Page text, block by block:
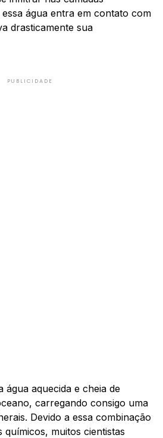
água entra em contato com
drasticamente sua
PUBLICIDADE
água aquecida e cheia de
carregando consigo uma
Devido a essa combinação
químicos, muitos cientistas